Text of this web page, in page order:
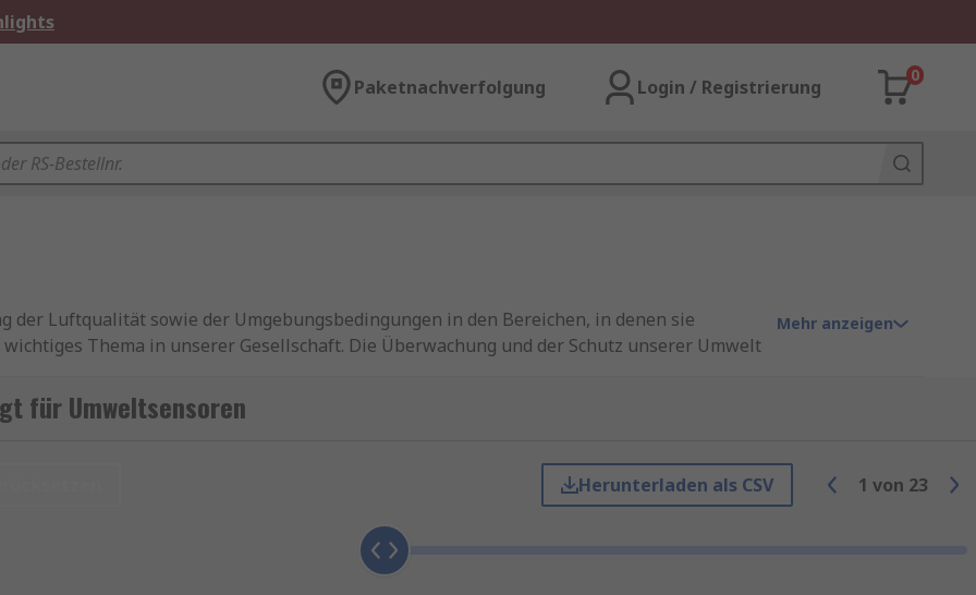
Paketnachverfolgung Login / Registrierung
0
der Luftqualität sowie der Umgebungsbedingungen in den Bereichen, in denen sie
Thema in unserer Gesellschaft. Die Überwachung und der Schutz unserer Umwelt
von Umweltdaten und liefern wertvolle Informationen für umweltbezogene
von verschiedenen Umgebungssensoren, die darauf ausgerichtet sind, mögliche
die sowohl für die Umwelt als auch für Menschen und Tiere schädlich sein können.
Umweltsensoren zur Erkennung einer Reihe verschiedener Gase verwendet werden
Mehr anzeigen
für Umweltsensoren
Herunterladen als CSV 1 von 23